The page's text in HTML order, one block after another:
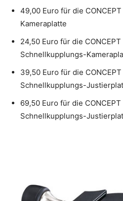
49,00 Euro für die CONCEPT
Kameraplatte
24,50 Euro für die CONCEPT
Schnellkupplungs-
39,50 Euro für die
Schnellkupplungs-
69,50 Euro für die CONCEPT
Schnellkupplungs-